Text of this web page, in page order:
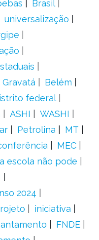
Brasil
universalização
Gravatá
Belém
federal
ASHI
WASHI
Petrolina
MT
MEC
escola não pode
2024
iniciativa
FNDE